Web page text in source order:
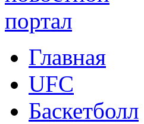
Главная
UFC
Баскетболл